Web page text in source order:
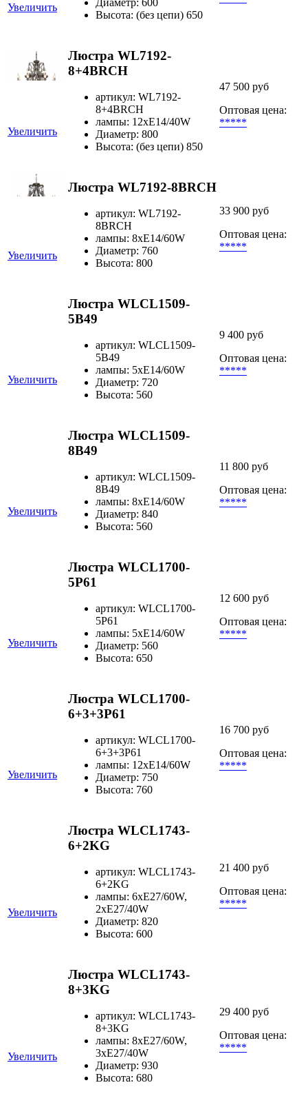
Увеличить
Диаметр: 600
Высота: (без цепи) 650
Увеличить
Люстра WL7192-
8+4BRCH
артикул: WL7192-
8+4BRCH
лампы: 12хЕ14/40W
Диаметр: 800
Высота: (без цепи) 850
47 500 руб
Оптовая цена:
*****
Увеличить
Люстра WL7192-8BRCH
артикул: WL7192-
8BRCH
лампы: 8хE14/60W
Диаметр: 760
Высота: 800
33 900 руб
Оптовая цена:
*****
Увеличить
Люстра WLCL1509-
5B49
артикул: WLCL1509-
5B49
лампы: 5хЕ14/60W
Диаметр: 720
Высота: 560
9 400 руб
Оптовая цена:
*****
Увеличить
Люстра WLCL1509-
8B49
артикул: WLCL1509-
8B49
лампы: 8хЕ14/60W
Диаметр: 840
Высота: 560
11 800 руб
Оптовая цена:
*****
Увеличить
Люстра WLCL1700-
5P61
артикул: WLCL1700-
5P61
лампы: 5хЕ14/60W
Диаметр: 560
Высота: 650
12 600 руб
Оптовая цена:
*****
Увеличить
Люстра WLCL1700-
6+3+3P61
артикул: WLCL1700-
6+3+3P61
лампы: 12хЕ14/60W
Диаметр: 750
Высота: 760
16 700 руб
Оптовая цена:
*****
Увеличить
Люстра WLCL1743-
6+2KG
артикул: WLCL1743-
6+2KG
лампы: 6хE27/60W,
2хE27/40W
Диаметр: 820
Высота: 600
21 400 руб
Оптовая цена:
*****
Увеличить
Люстра WLCL1743-
8+3KG
артикул: WLCL1743-
8+3KG
лампы: 8хE27/60W,
3хE27/40W
Диаметр: 930
Высота: 680
29 400 руб
Оптовая цена:
*****